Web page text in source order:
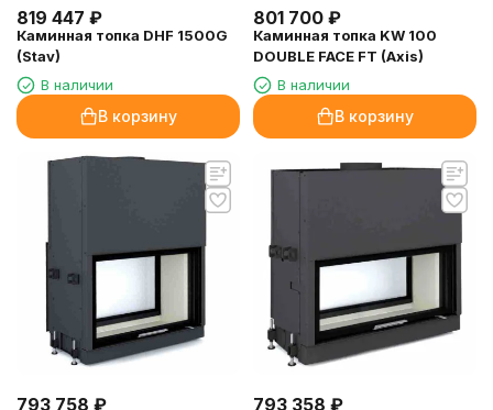
819 447 ₽
Каминная топка DHF 1500G
(Stav)
В наличии
В корзину
801 700 ₽
Каминная топка KW 100
DOUBLE FACE FT (Axis)
В наличии
В корзину
793 758 ₽ 793 358 ₽